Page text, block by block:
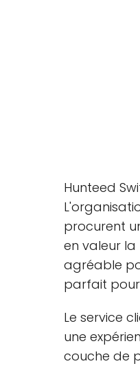
Hunteed
procurent
en valeur
agréable
parfait pour
Le service
une
couche de